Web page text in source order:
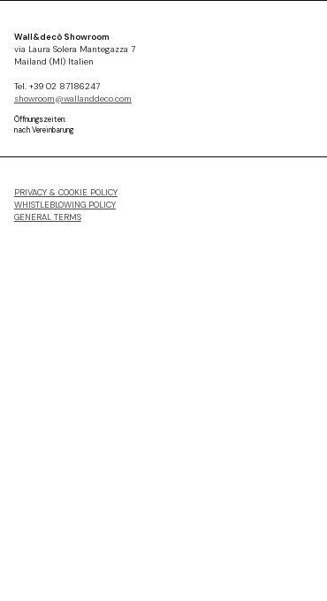
Wall&decò Showroom
via Laura Solera Mantegazza 7
Mailand (MI) Italien
Tel. +39 02 87186247
showroom@wallanddeco.com
Öffnungszeiten:
nach Vereinbarung
PRIVACY & COOKIE POLICY
WHISTLEBLOWING POLICY
GENERAL TERMS